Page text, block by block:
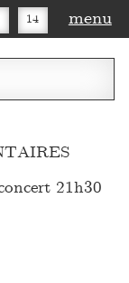
14 menu
21h30